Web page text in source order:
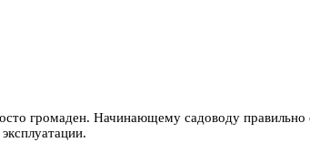
громаден. Начинающему садоводу